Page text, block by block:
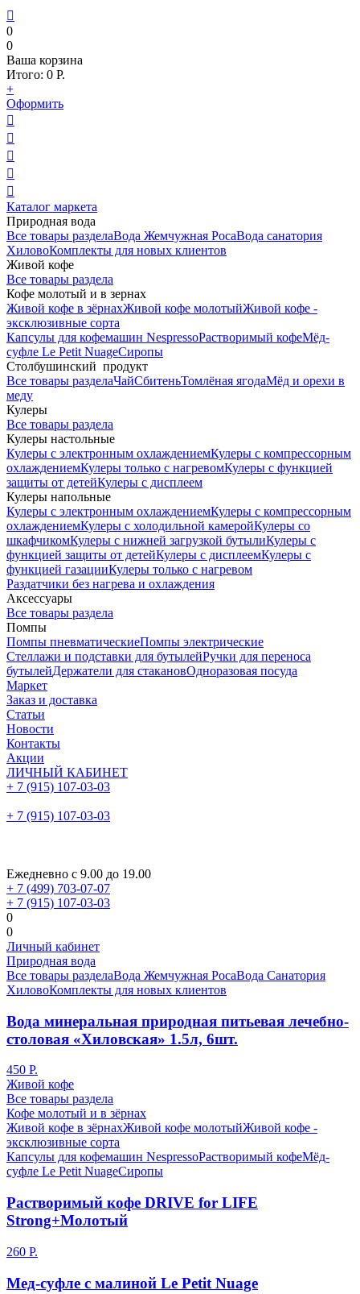

0
0
Ваша корзина
Итого: 0 Р.
+
Оформить





Каталог маркета
Природная вода
Все товары разделаВода Жемчужная РосаВода санатория
ХиловоКомплекты для новых клиентов
Живой кофе
Все товары раздела
Кофе молотый и в зернах
Живой кофе в зёрнахЖивой кофе молотыйЖивой кофе -
эксклюзивные сорта
Капсулы для кофемашин NespressoРастворимый кофеМёд-
суфле Le Petit NuageСиропы
Столбушинский продукт
Все товары разделаЧайСбитеньТомлёная ягодаМёд и орехи в
меду
Кулеры
Все товары раздела
Кулеры настольные
Кулеры с электронным охлаждениемКулеры с компрессорным
охлаждениемКулеры только с нагревомКулеры с функцией
защиты от детейКулеры с дисплеем
Кулеры напольные
Кулеры с электронным охлаждениемКулеры с компрессорным
охлаждениемКулеры с холодильной камеройКулеры со
шкафчикомКулеры с нижней загрузкой бутылиКулеры с
функцией защиты от детейКулеры с дисплеемКулеры с
функцией газацииКулеры только с нагревом
Раздатчики без нагрева и охлаждения
Аксессуары
Все товары раздела
Помпы
Помпы пневматическиеПомпы электрические
Стеллажи и подставки для бутылейРучки для переноса
бутылейДержатели для стакановОдноразовая посуда
Маркет
Заказ и доставка
Статьи
Новости
Контакты
Акции
ЛИЧНЫЙ КАБИНЕТ
+ 7 (915) 107-03-03
+ 7 (915) 107-03-03
Ежедневно с 9.00 до 19.00
+ 7 (499) 703-07-07
+ 7 (915) 107-03-03
0
0
Личный кабинет
Природная вода
Все товары разделаВода Жемчужная РосаВода Санатория
ХиловоКомплекты для новых клиентов
Вода минеральная природная питьевая лечебно-
столовая «Хиловская» 1.5л, 6шт.
450 Р.
Живой кофе
Все товары раздела
Кофе молотый и в зёрнах
Живой кофе в зёрнахЖивой кофе молотыйЖивой кофе -
эксклюзивные сорта
Капсулы для кофемашин NespressoРастворимый кофеМёд-
суфле Le Petit NuageСиропы
Растворимый кофе DRIVE for LIFE
Strong+Молотый
260 Р.
Мед-суфле с малиной Le Petit Nuage